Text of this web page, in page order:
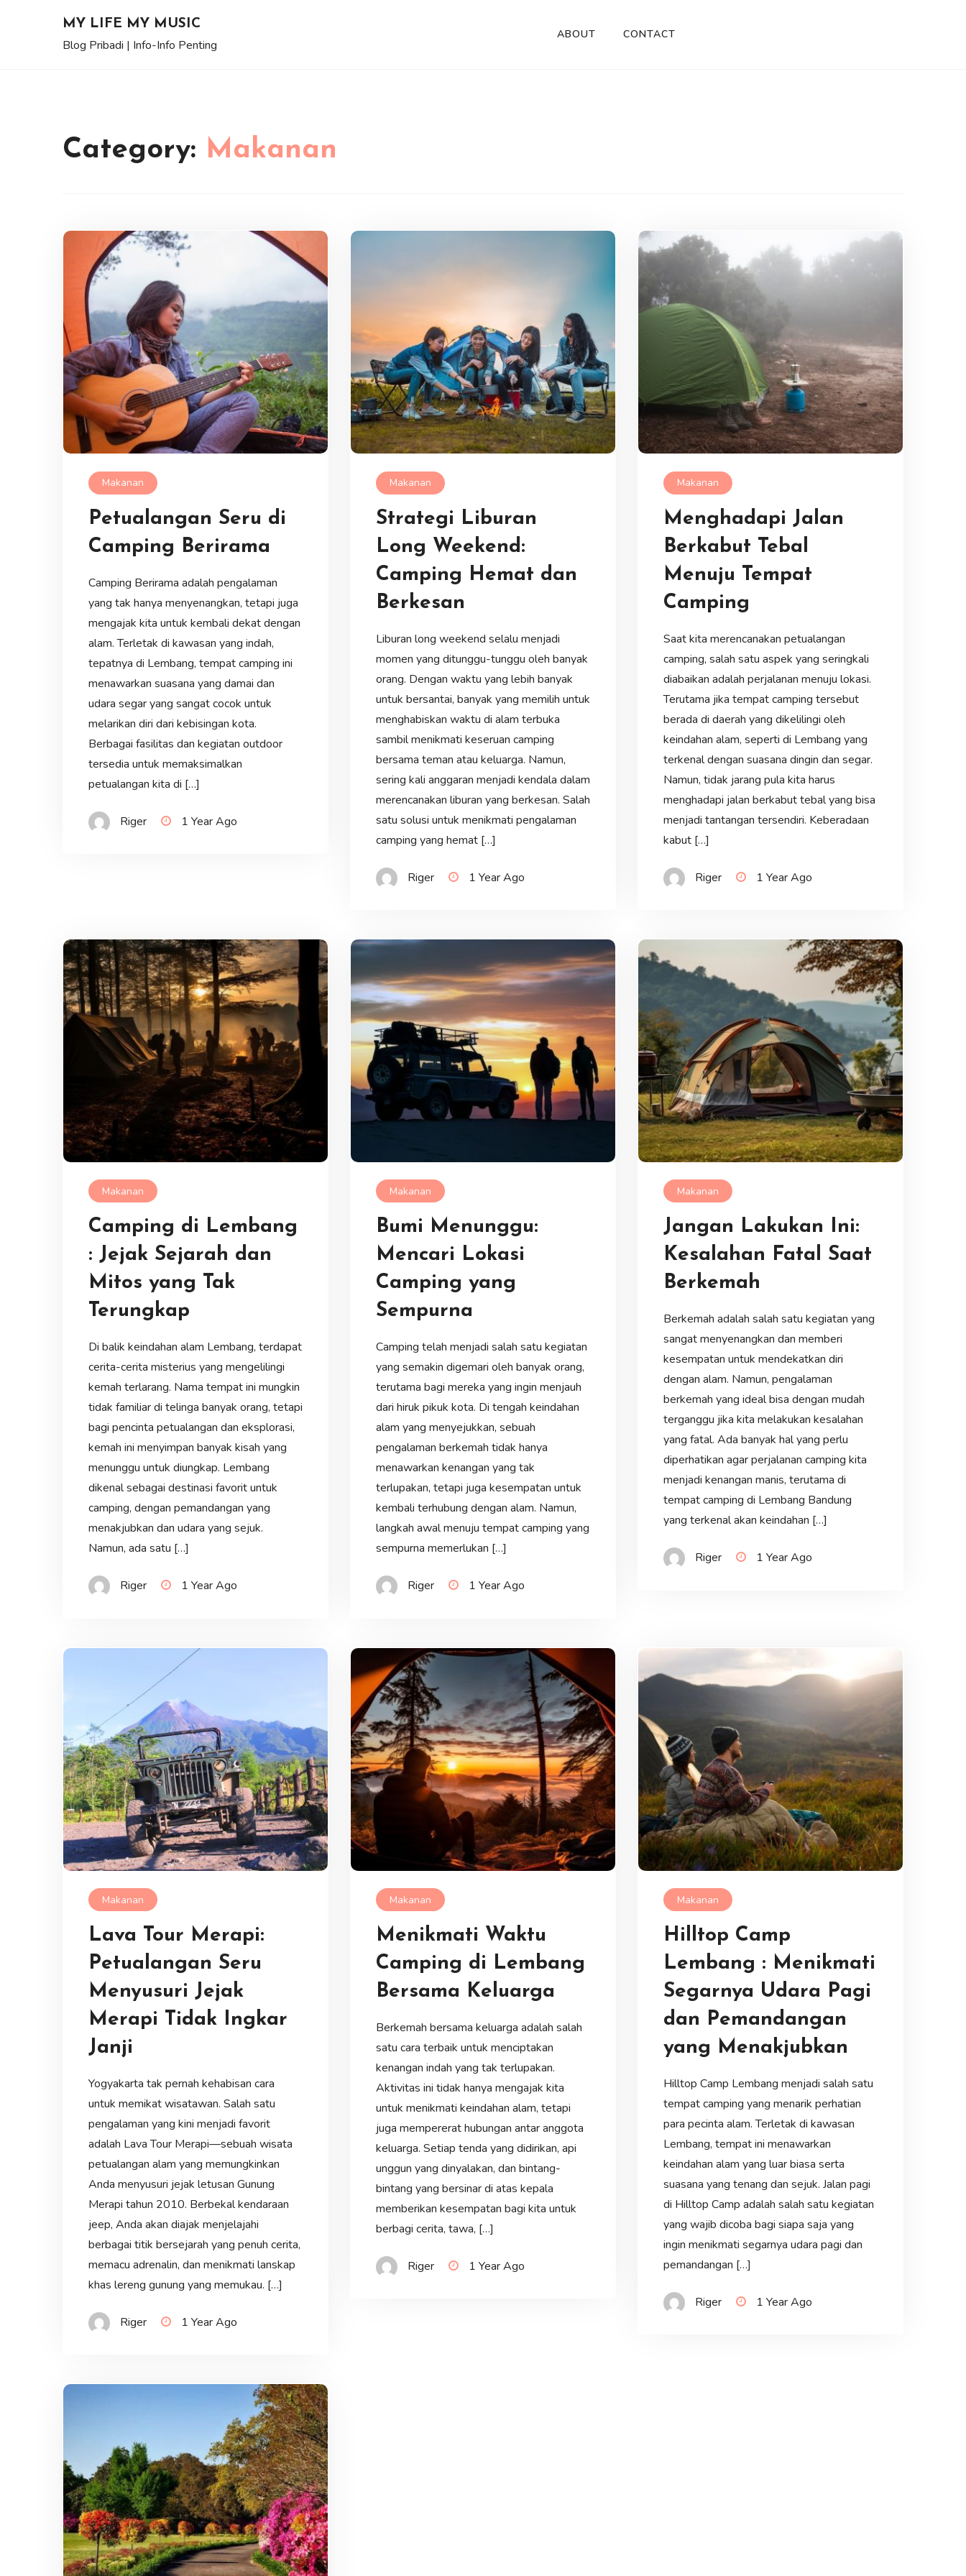
MY LIFE MY MUSIC
Blog Pribadi | Info-Info Penting
ABOUT CONTACT
Category: Makanan
Makanan
Petualangan Seru di
Camping Berirama
Camping Berirama adalah pengalaman
yang tak hanya menyenangkan, tetapi juga
mengajak kita untuk kembali dekat dengan
alam. Terletak di kawasan yang indah,
tepatnya di Lembang, tempat camping ini
menawarkan suasana yang damai dan
udara segar yang sangat cocok untuk
melarikan diri dari kebisingan kota.
Berbagai fasilitas dan kegiatan outdoor
tersedia untuk memaksimalkan
petualangan kita di […]
Riger 1 Year Ago
Makanan
Strategi Liburan
Long Weekend:
Camping Hemat dan
Berkesan
Liburan long weekend selalu menjadi
momen yang ditunggu-tunggu oleh banyak
orang. Dengan waktu yang lebih banyak
untuk bersantai, banyak yang memilih untuk
menghabiskan waktu di alam terbuka
sambil menikmati keseruan camping
bersama teman atau keluarga. Namun,
sering kali anggaran menjadi kendala dalam
merencanakan liburan yang berkesan. Salah
satu solusi untuk menikmati pengalaman
camping yang hemat […]
Riger 1 Year Ago
Makanan
Menghadapi Jalan
Berkabut Tebal
Menuju Tempat
Camping
Saat kita merencanakan petualangan
camping, salah satu aspek yang seringkali
diabaikan adalah perjalanan menuju lokasi.
Terutama jika tempat camping tersebut
berada di daerah yang dikelilingi oleh
keindahan alam, seperti di Lembang yang
terkenal dengan suasana dingin dan segar.
Namun, tidak jarang pula kita harus
menghadapi jalan berkabut tebal yang bisa
menjadi tantangan tersendiri. Keberadaan
kabut […]
Riger 1 Year Ago
Makanan
Camping di Lembang
: Jejak Sejarah dan
Mitos yang Tak
Terungkap
Di balik keindahan alam Lembang, terdapat
cerita-cerita misterius yang mengelilingi
kemah terlarang. Nama tempat ini mungkin
tidak familiar di telinga banyak orang, tetapi
bagi pencinta petualangan dan eksplorasi,
kemah ini menyimpan banyak kisah yang
menunggu untuk diungkap. Lembang
dikenal sebagai destinasi favorit untuk
camping, dengan pemandangan yang
menakjubkan dan udara yang sejuk.
Namun, ada satu […]
Riger 1 Year Ago
Makanan
Bumi Menunggu:
Mencari Lokasi
Camping yang
Sempurna
Camping telah menjadi salah satu kegiatan
yang semakin digemari oleh banyak orang,
terutama bagi mereka yang ingin menjauh
dari hiruk pikuk kota. Di tengah keindahan
alam yang menyejukkan, sebuah
pengalaman berkemah tidak hanya
menawarkan kenangan yang tak
terlupakan, tetapi juga kesempatan untuk
kembali terhubung dengan alam. Namun,
langkah awal menuju tempat camping yang
sempurna memerlukan […]
Riger 1 Year Ago
Makanan
Jangan Lakukan Ini:
Kesalahan Fatal Saat
Berkemah
Berkemah adalah salah satu kegiatan yang
sangat menyenangkan dan memberi
kesempatan untuk mendekatkan diri
dengan alam. Namun, pengalaman
berkemah yang ideal bisa dengan mudah
terganggu jika kita melakukan kesalahan
yang fatal. Ada banyak hal yang perlu
diperhatikan agar perjalanan camping kita
menjadi kenangan manis, terutama di
tempat camping di Lembang Bandung
yang terkenal akan keindahan […]
Riger 1 Year Ago
Makanan
Lava Tour Merapi:
Petualangan Seru
Menyusuri Jejak
Merapi Tidak Ingkar
Janji
Yogyakarta tak pernah kehabisan cara
untuk memikat wisatawan. Salah satu
pengalaman yang kini menjadi favorit
adalah Lava Tour Merapi—sebuah wisata
petualangan alam yang memungkinkan
Anda menyusuri jejak letusan Gunung
Merapi tahun 2010. Berbekal kendaraan
jeep, Anda akan diajak menjelajahi
berbagai titik bersejarah yang penuh cerita,
memacu adrenalin, dan menikmati lanskap
khas lereng gunung yang memukau. […]
Riger 1 Year Ago
Makanan
Menikmati Waktu
Camping di Lembang
Bersama Keluarga
Berkemah bersama keluarga adalah salah
satu cara terbaik untuk menciptakan
kenangan indah yang tak terlupakan.
Aktivitas ini tidak hanya mengajak kita
untuk menikmati keindahan alam, tetapi
juga mempererat hubungan antar anggota
keluarga. Setiap tenda yang didirikan, api
unggun yang dinyalakan, dan bintang-
bintang yang bersinar di atas kepala
memberikan kesempatan bagi kita untuk
berbagi cerita, tawa, […]
Riger 1 Year Ago
Makanan
Hilltop Camp
Lembang : Menikmati
Segarnya Udara Pagi
dan Pemandangan
yang Menakjubkan
Hilltop Camp Lembang menjadi salah satu
tempat camping yang menarik perhatian
para pecinta alam. Terletak di kawasan
Lembang, tempat ini menawarkan
keindahan alam yang luar biasa serta
suasana yang tenang dan sejuk. Jalan pagi
di Hilltop Camp adalah salah satu kegiatan
yang wajib dicoba bagi siapa saja yang
ingin menikmati segarnya udara pagi dan
pemandangan […]
Riger 1 Year Ago